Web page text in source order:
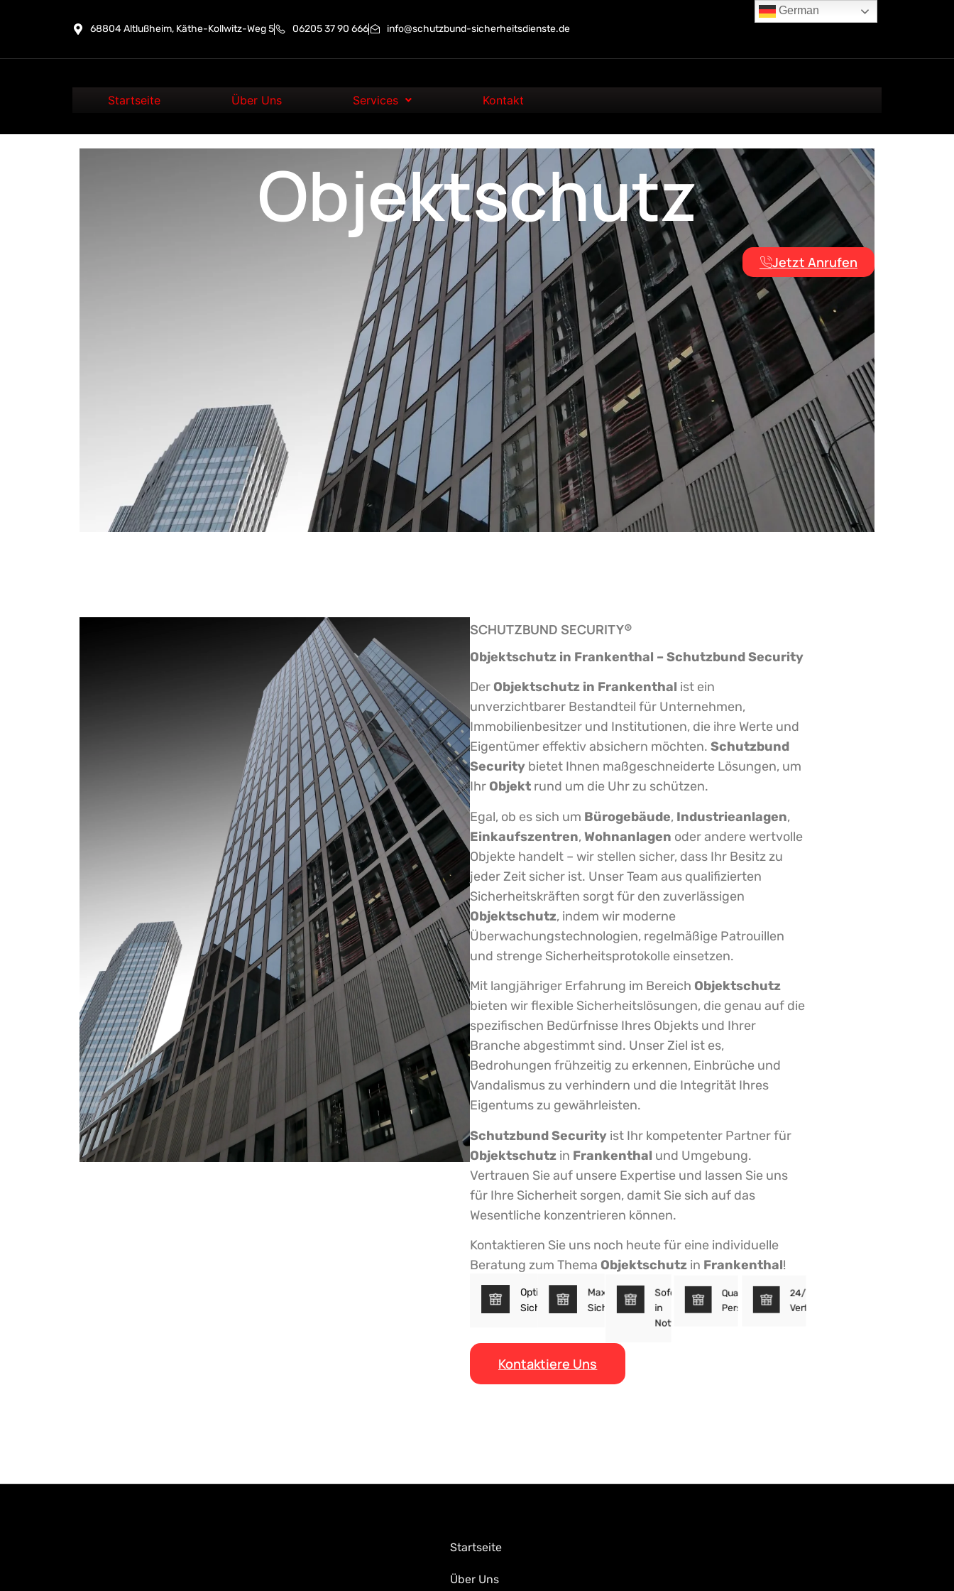
68804 Altlußheim, Käthe-Kollwitz-Weg 5 06205 37 90 666 info@schutzbund-sicherheitsdienste.de
Startseite Über Uns Services Kontakt
Objektschutz
Jetzt Anrufen
SCHUTZBUND SECURITY®
Objektschutz in Frankenthal – Schutzbund Security
Der Objektschutz in Frankenthal ist ein
unverzichtbarer Bestandteil für Unternehmen,
Immobilienbesitzer und Institutionen, die ihre Werte und
Eigentümer effektiv absichern möchten.Schutzbund
Security bietet Ihnen maßgeschneiderte Lösungen, um
Ihr Objekt rund um die Uhr zu schützen.
Egal, ob es sich um Bürogebäude, Industrieanlagen,
Einkaufszentren,Wohnanlagen oder andere wertvolle
Objekte handelt – wir stellen sicher, dass Ihr Besitz zu
jeder Zeit sicher ist. Unser Team aus qualifizierten
Sicherheitskräften sorgt für den zuverlässigen
Objektschutz, indem wir moderne
Überwachungstechnologien, regelmäßige Patrouillen
und strenge Sicherheitsprotokolle einsetzen.
Mit langjähriger Erfahrung im Bereich Objektschutz
bieten wir flexible Sicherheitslösungen, die genau auf die
spezifischen Bedürfnisse Ihres Objekts und Ihrer
Branche abgestimmt sind. Unser Ziel ist es,
Bedrohungen frühzeitig zu erkennen, Einbrüche und
Vandalismus zu verhindern und die Integrität Ihres
Eigentums zu gewährleisten.
Schutzbund Security ist Ihr kompetenter Partner für
Objektschutz in Frankenthal und Umgebung.
Vertrauen Sie auf unsere Expertise und lassen Sie uns
für Ihre Sicherheit sorgen, damit Sie sich auf das
Wesentliche konzentrieren können.
Kontaktieren Sie uns noch heute für eine individuelle
Beratung zum Thema Objektschutz in Frankenthal!
Optimiertes
Sicherheitskonzept
Maximale
Sicherheit
Sofortmaßnahmen
in
Notfallsituationen
Qualifiziertes
Personal
24/7
Verfügbarkeit
Kontaktiere Uns
Startseite
Über Uns
German